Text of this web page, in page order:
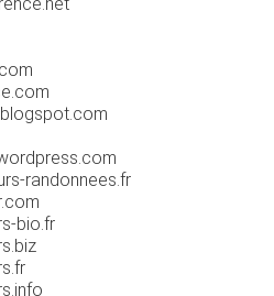
randonnees.fr
bio.fr